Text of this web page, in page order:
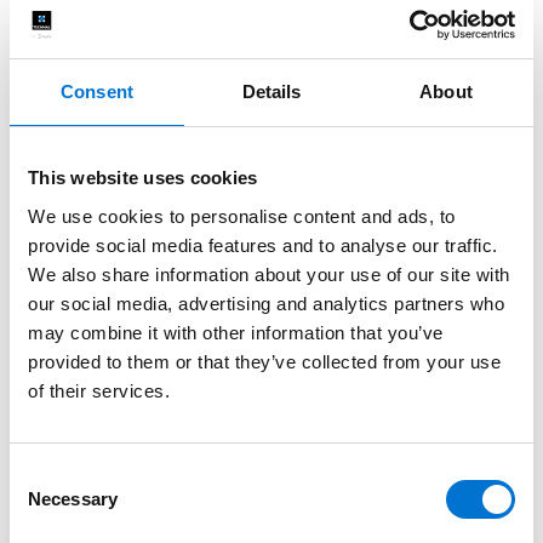
Consent Details About
This website uses cookies
We use cookies to personalise content and ads, to
provide social media features and to analyse our traffic.
We also share information about your use of our site with
our social media, advertising and analytics partners who
may combine it with other information that you’ve
provided to them or that they’ve collected from your use
of their services.
Selection
Necessary
Ventanas de aluminio TECHNAL para
baños: máximas prestaciones para
mejorar tu confort